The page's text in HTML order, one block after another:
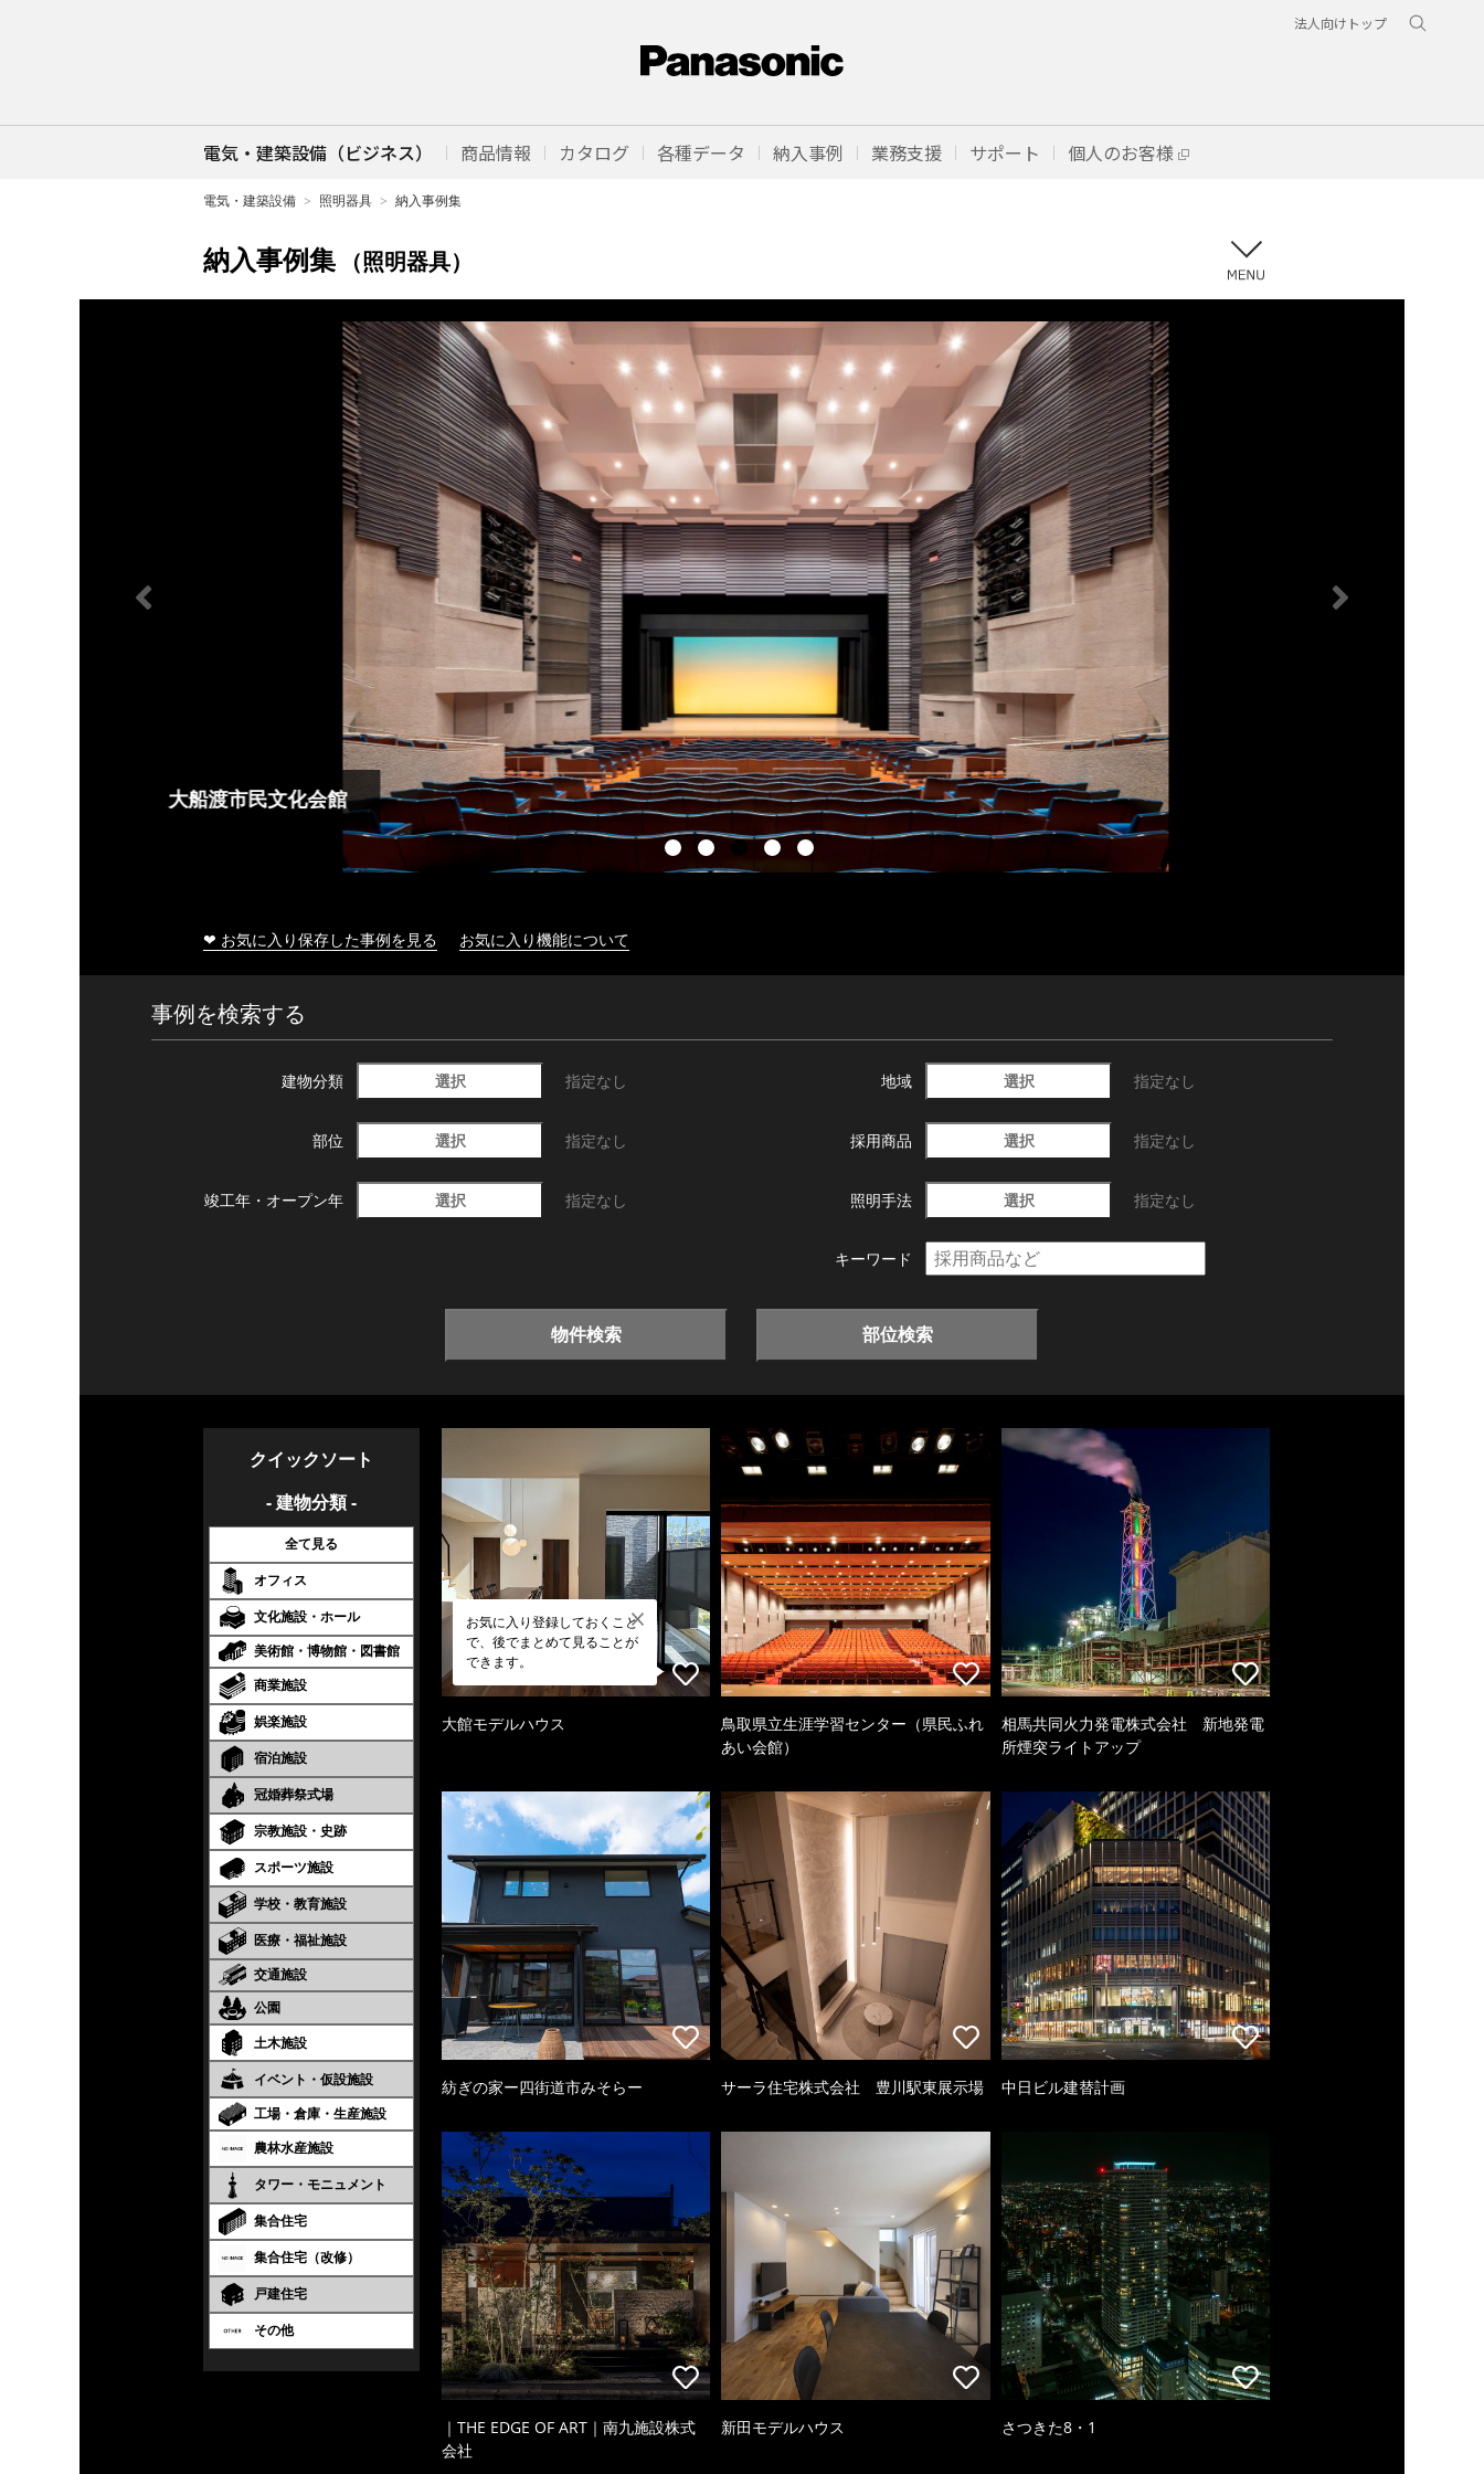
法人向けトップ
電気・建築設備（ビジネス） 商品情報 カタログ 各種データ 納入事例 業務支援 サポート 個人のお客様
電気・建築設備 照明器具 納入事例集
納入事例集 （照明器具）
大船渡市民文化会館
❤ お気に入り保存した事例を見る お気に入り機能について
事例を検索する
建物分類 選択 指定なし 地域 選択 指定なし
部位 選択 指定なし 採用商品 選択 指定なし
竣工年・ オープン年 選択 指定なし 照明手法 選択 指定なし
キーワード
物件検索 部位検索
クイックソート
- 建物分類 -
全て見る
オフィス
文化施設・ホール
美術館・博物館・図書館
商業施設
娯楽施設
宿泊施設
冠婚葬祭式場
宗教施設・史跡
スポーツ施設
学校・教育施設
医療・福祉施設
交通施設
公園
土木施設
イベント・仮設施設
工場・倉庫・生産施設
農林水産施設
タワー・モニュメント
集合住宅
集合住宅（改修）
戸建住宅
その他
お気に入り登録しておくこと
で、後でまとめて見ることが
できます。
大館モデルハウス
鳥取県立生涯学習センター（県民ふれ
あい会館）
相馬共同火力発電株式会社 新地発電
所煙突ライトアップ
紡ぎの家ー四街道市みそらー サーラ住宅株式会社 豊川駅東展示場 中日ビル建替計画
｜THE EDGE OF ART｜南九施設株式
会社
新田モデルハウス さつきた8・1